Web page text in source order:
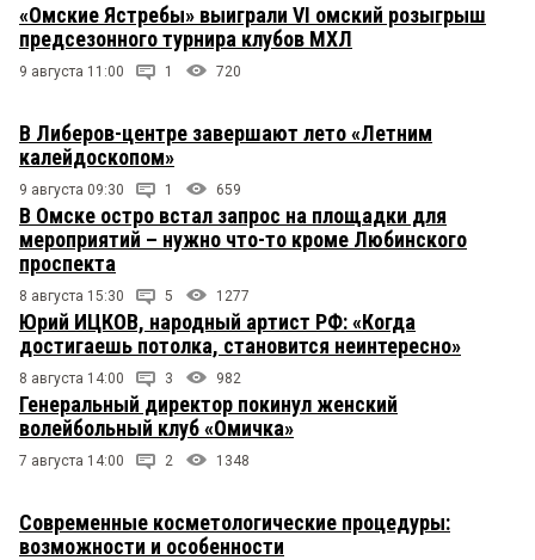
«Омские Ястребы» выиграли VI омский розыгрыш
предсезонного турнира клубов МХЛ
9 августа 11:00 1 720
В Либеров-центре завершают лето «Летним
калейдоскопом»
9 августа 09:30 1 659
В Омске остро встал запрос на площадки для
мероприятий – нужно что-то кроме Любинского
проспекта
8 августа 15:30 5 1277
Юрий ИЦКОВ, народный артист РФ: «Когда
достигаешь потолка, становится неинтересно»
8 августа 14:00 3 982
Генеральный директор покинул женский
волейбольный клуб «Омичка»
7 августа 14:00 2 1348
Современные косметологические процедуры:
возможности и особенности